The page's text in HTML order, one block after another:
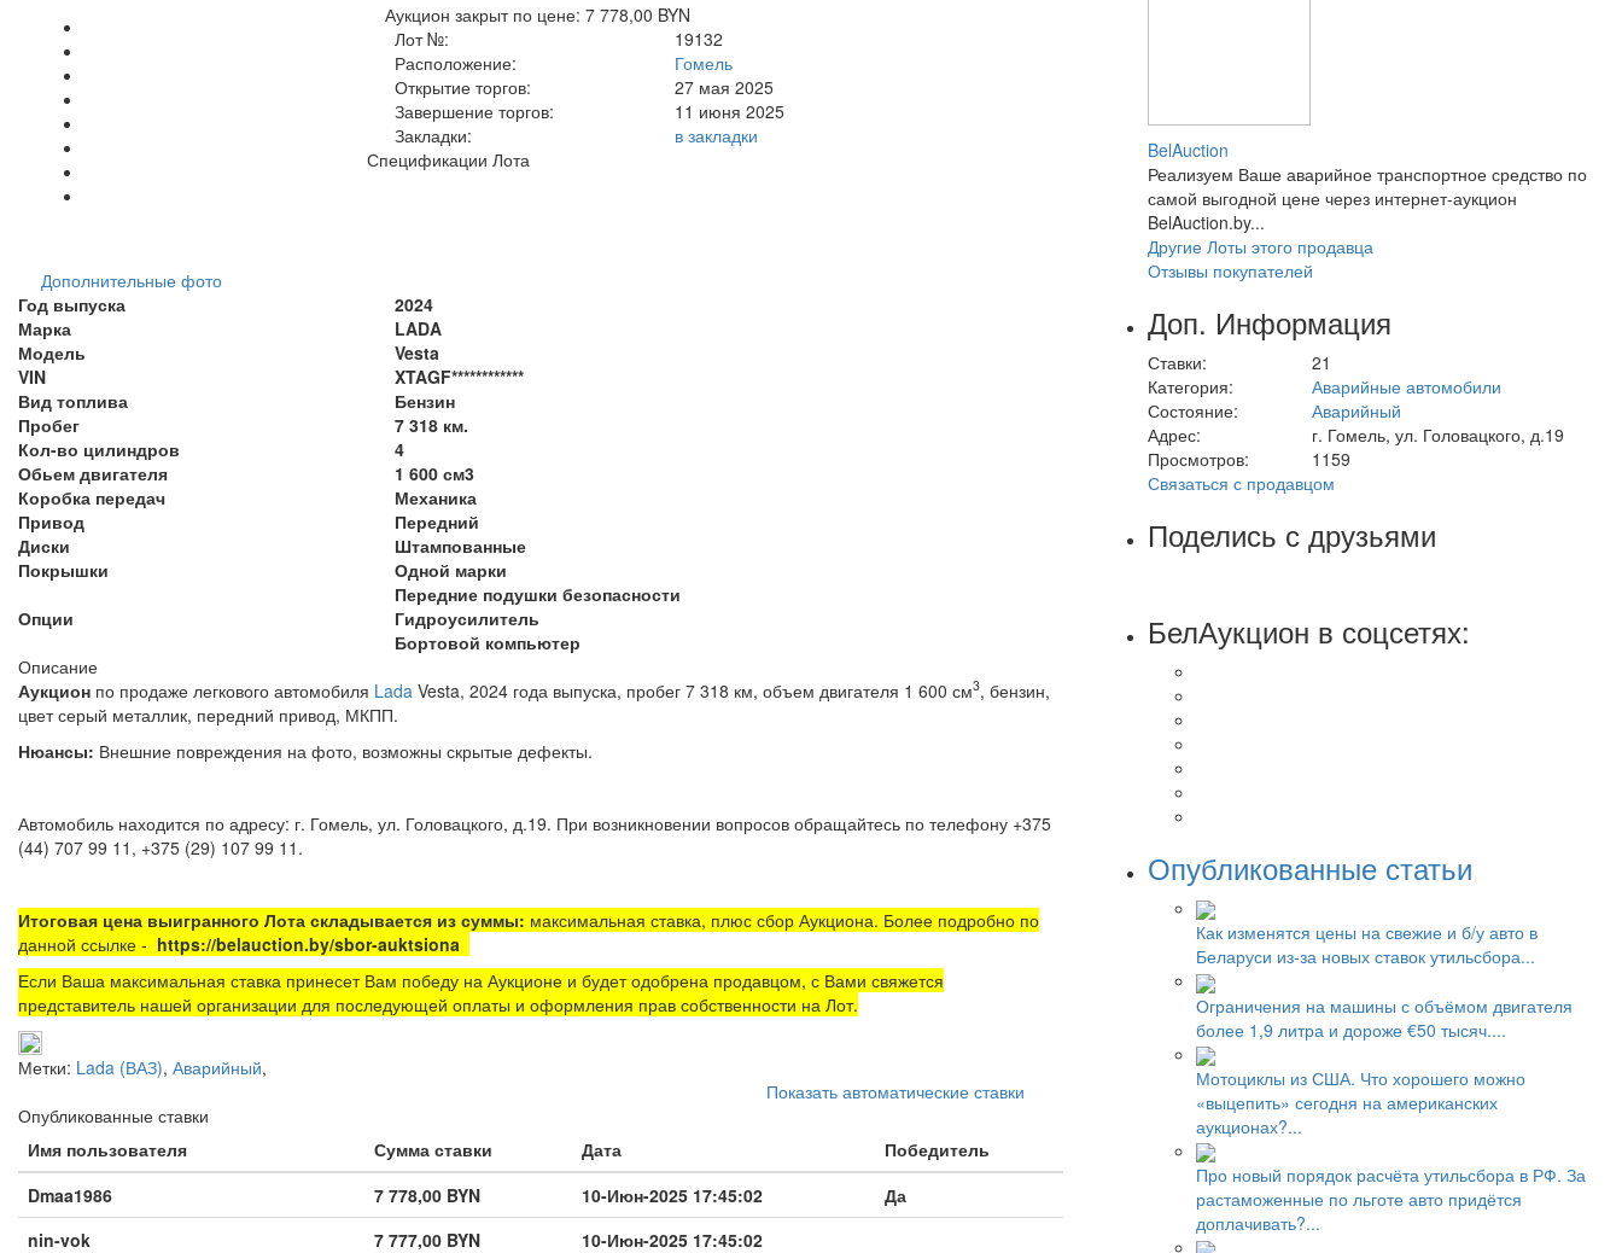
Дополнительные фото
Аукцион закрыт по цене: 7 778,00 BYN
Лот №:
19132
Расположение:
Гомель
Открытие торгов:
27 мая 2025
Завершение торгов:
11 июня 2025
Закладки:
в закладки
Спецификации Лота
Год выпуска
2024
Марка
LADA
Модель
Vesta
VIN
XTAGF************
Вид топлива
Бензин
Пробег
7 318 км.
Кол-во цилиндров
4
Обьем двигателя
1 600 см3
Коробка передач
Механика
Привод
Передний
Диски
Штампованные
Покрышки
Одной марки
Опции
Передние подушки безопасности
Гидроусилитель
Бортовой компьютер
Описание
Аукцион по продаже легкового автомобиля Lada Vesta, 2024 года выпуска, пробег 7 318 км, объем двигателя 1 600 см3, бензин,
цвет серый металлик, передний привод, МКПП.
Нюансы: Внешние повреждения на фото, возможны скрытые дефекты.
Автомобиль находится по адресу: г. Гомель, ул. Головацкого, д.19. При возникновении вопросов обращайтесь по телефону +375
(44) 707 99 11, +375 (29) 107 99 11.
Итоговая цена выигранного Лота складывается из суммы: максимальная ставка, плюс сбор Аукциона. Более подробно по
данной ссылке - https://belauction.by/sbor-auktsiona
Если Ваша максимальная ставка принесет Вам победу на Аукционе и будет одобрена продавцом, с Вами свяжется
представитель нашей организации для последующей оплаты и оформления прав собственности на Лот.
Метки: Lada (ВАЗ), Аварийный,
Показать автоматические ставки
Опубликованные ставки
Имя пользователя
Сумма ставки Дата
Победитель
Dmaa1986
7 778,00 BYN 10-Июн-2025 17:45:02
Да
nin-vok
7 777,00 BYN
10-Июн-2025 17:45:02
BelAuction
Реализуем Ваше аварийное транспортное средство по
самой выгодной цене через интернет-аукцион
BelAuction.by...
Другие Лоты этого продавца
Отзывы покупателей
Доп. Информация
Ставки:
21
Категория:
Аварийные автомобили
Состояние:
Аварийный
Адрес:
г. Гомель, ул. Головацкого, д.19
Просмотров:
1159
Связаться с продавцом
Поделись с друзьями
БелАукцион в соцсетях:
Опубликованные статьи
Как изменятся цены на свежие и б/у авто в
Беларуси из-за новых ставок утильсбора...
Ограничения на машины с объёмом двигателя
более 1,9 литра и дороже €50 тысяч....
Мотоциклы из США. Что хорошего можно
«выцепить» сегодня на американских
аукционах?...
Про новый порядок расчёта утильсбора в РФ. За
растаможенные по льготе авто придётся
доплачивать?...